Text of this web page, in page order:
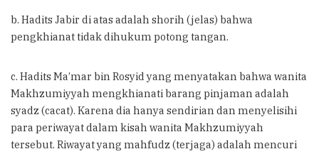
b. Hadits Jabir di atas adalah shorih (jelas) bahwa
pengkhianat tidak dihukum potong tangan.
c. Hadits Ma’mar bin Rosyid yang menyatakan bahwa wanita
Makhzumiyyah mengkhianati barang pinjaman adalah
syadz (cacat). Karena dia hanya sendirian dan menyelisihi
para periwayat dalam kisah wanita Makhzumiyyah
tersebut. Riwayat yang mahfudz (terjaga) adalah mencuri